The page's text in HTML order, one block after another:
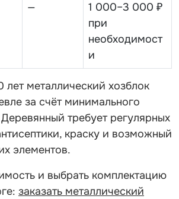
—
1 000–3 000 ₽
при
необходимост
и
лет металлический хозблок
за счёт минимального
требует регулярных
краску и возможный
элементов.
и выбрать комплектацию
заказать металлический